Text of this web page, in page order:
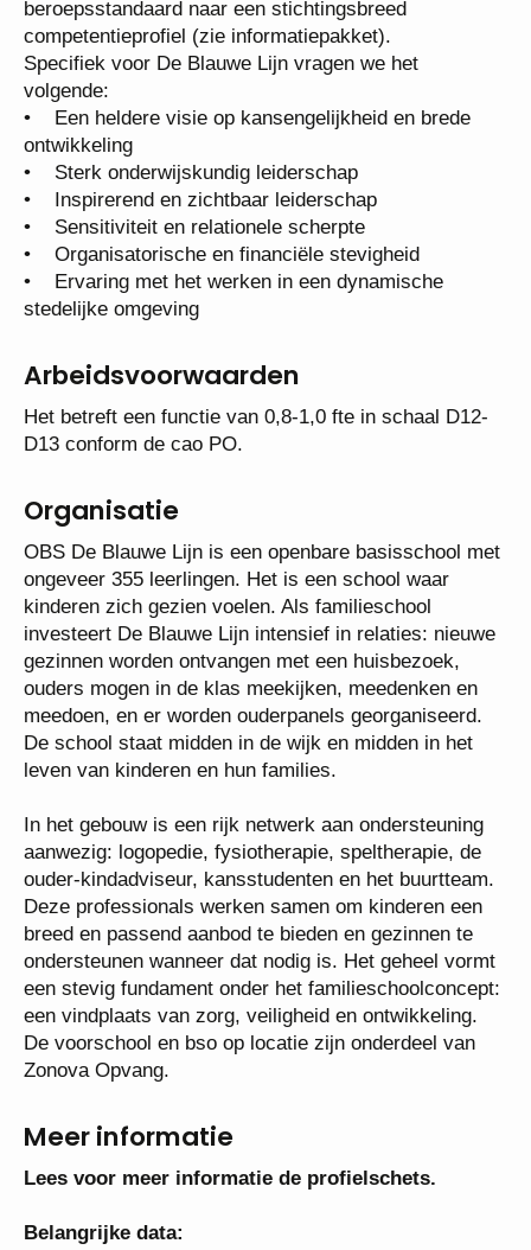
leiderschapspraktijken uit deze beroepsstandaard
naar een stichtingsbreed competentieprofiel (zie
informatiepakket).
Specifiek voor De Blauwe Lijn vragen we het
volgende:
• Een heldere visie op kansengelijkheid en brede
ontwikkeling
• Sterk onderwijskundig leiderschap
• Inspirerend en zichtbaar leiderschap
• Sensitiviteit en relationele scherpte
• Organisatorische en financiële stevigheid
• Ervaring met het werken in een dynamische
Arbeidsvoorwaarden
Het betreft een functie van 0,8-1,0 fte in schaal D12-
Organisatie
OBS De Blauwe Lijn is een openbare basisschool
met ongeveer 355 leerlingen. Het is een school waar
kinderen zich gezien voelen. Als familieschool
investeert De Blauwe Lijn intensief in relaties:
nieuwe gezinnen worden ontvangen met een
huisbezoek, ouders mogen in de klas meekijken,
meedenken en meedoen, en er worden ouderpanels
georganiseerd. De school staat midden in de wijk en
In het gebouw is een rijk netwerk aan ondersteuning
aanwezig: logopedie, fysiotherapie, speltherapie, de
ouder-kindadviseur, kansstudenten en het
buurtteam. Deze professionals werken samen om
kinderen een breed en passend aanbod te bieden en
gezinnen te ondersteunen wanneer dat nodig is. Het
geheel vormt een stevig fundament onder het
familieschoolconcept: een vindplaats van zorg,
veiligheid en ontwikkeling. De voorschool en bso op
Meer informatie